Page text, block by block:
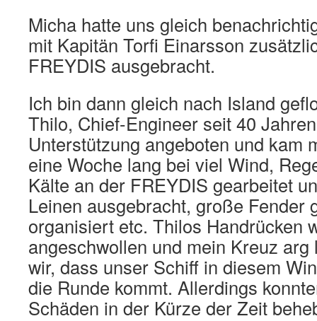
Micha hatte uns gleich
mit Kapitän Torfi Einarsson
FREYDIS ausgebracht.
Ich bin dann gleich nach Island
Thilo, Chief-Engineer seit 40
Unterstützung angeboten und kam
eine Woche lang bei viel Wind,
Kälte an der FREYDIS gearbeitet
Leinen ausgebracht, große Fender
organisiert etc. Thilos Handrücken
angeschwollen und mein Kreuz
wir, dass unser Schiff in diesem
die Runde kommt. Allerdings
Schäden in der Kürze der Zeit